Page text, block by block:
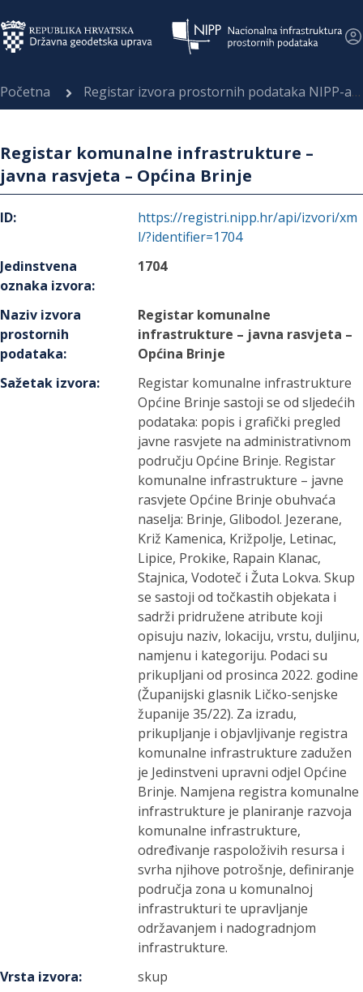
Početna Registar izvora prostornih podataka NIPP-a
Registar komunalne infrastrukture –
javna rasvjeta – Općina Brinje
ID:
https://registri.nipp.hr/api/izvori/xm
l/?identifier=1704
Jedinstvena
oznaka izvora:
1704
Naziv izvora
prostornih
podataka:
Registar komunalne
infrastrukture – javna rasvjeta –
Općina Brinje
Sažetak izvora:
Registar komunalne infrastrukture
Općine Brinje sastoji se od sljedećih
podataka: popis i grafički pregled
javne rasvjete na administrativnom
području Općine Brinje. Registar
komunalne infrastrukture – javne
rasvjete Općine Brinje obuhvaća
naselja: Brinje, Glibodol. Jezerane,
Križ Kamenica, Križpolje, Letinac,
Lipice, Prokike, Rapain Klanac,
Stajnica, Vodoteč i Žuta Lokva. Skup
se sastoji od točkastih objekata i
sadrži pridružene atribute koji
opisuju naziv, lokaciju, vrstu, duljinu,
namjenu i kategoriju. Podaci su
prikupljani od prosinca 2022. godine
(Županijski glasnik Ličko-senjske
županije 35/22). Za izradu,
prikupljanje i objavljivanje registra
komunalne infrastrukture zadužen
je Jedinstveni upravni odjel Općine
Brinje. Namjena registra komunalne
infrastrukture je planiranje razvoja
komunalne infrastrukture,
određivanje raspoloživih resursa i
svrha njihove potrošnje, definiranje
područja zona u komunalnoj
infrastrukturi te upravljanje
održavanjem i nadogradnjom
infrastrukture.
Vrsta izvora:
skup